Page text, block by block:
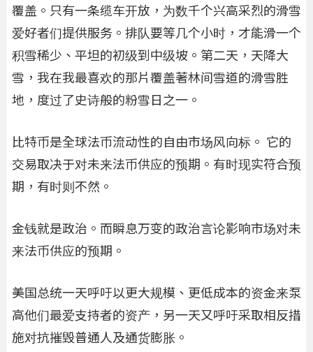
覆盖。只有一条缆车开放，为数千个兴高采烈的滑雪
爱好者们提供服务。排队要等几个小时，才能滑一个
积雪稀少、平坦的初级到中级坡。第二天，天降大
雪，我在我最喜欢的那片覆盖著林间雪道的滑雪胜
地，度过了史诗般的粉雪日之一。
比特币是全球法币流动性的自由市场风向标。 它的
交易取决于对未来法币供应的预期。有时现实符合预
期，有时则不然。
金钱就是政治。而瞬息万变的政治言论影响市场对未
来法币供应的预期。
美国总统一天呼吁以更大规模、更低成本的资金来泵
高他们最爱支持者的资产，另一天又呼吁采取相反措
施对抗摧毁普通人及通货膨胀。